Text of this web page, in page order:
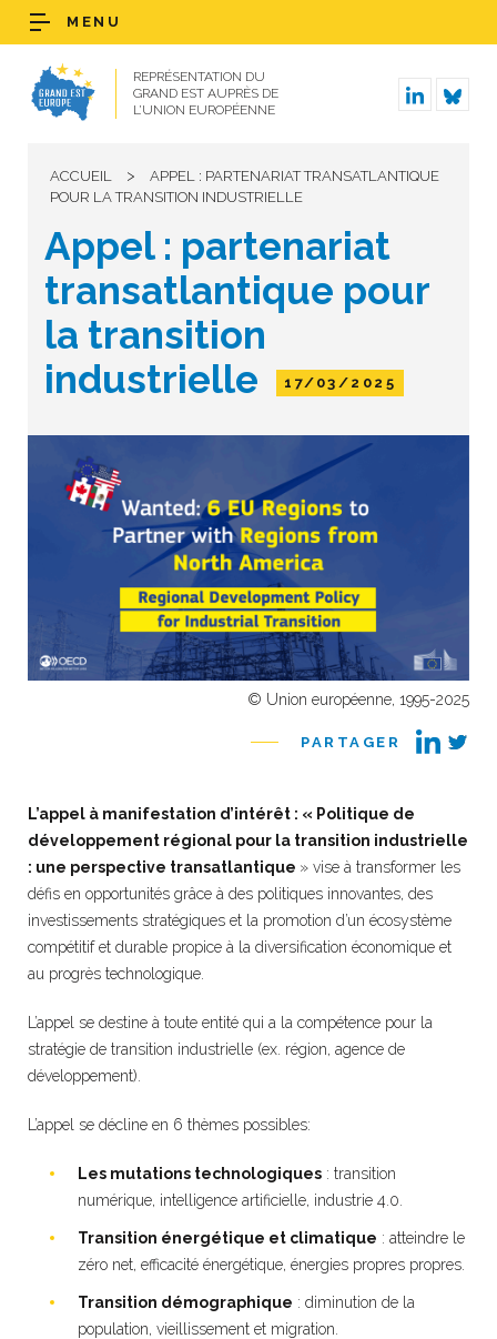
REPRÉSENTATION DU
GRAND EST AUPRÈS DE
L’UNION EUROPÉENNE
MENU
ACCUEIL >
APPEL : PARTENARIAT TRANSATLANTIQUE
POUR LA TRANSITION INDUSTRIELLE
Appel : partenariat
transatlantique pour
la transition
industrielle
17/03/2025
© Union européenne, 1995-2025
PARTAGER
L’appel à manifestation d’intérêt : « Politique de
développement régional pour la transition industrielle
: une perspective transatlantique » vise à transformer les
défis en opportunités grâce à des politiques innovantes, des
investissements stratégiques et la promotion d’un écosystème
compétitif et durable propice à la diversification économique et
au progrès technologique.
L’appel se destine à toute entité qui a la compétence pour la
stratégie de transition industrielle (ex. région, agence de
développement).
L’appel se décline en 6 thèmes possibles:
Les mutations technologiques : transition
numérique, intelligence artificielle, industrie 4.0.
Transition énergétique et climatique : atteindre le
zéro net, efficacité énergétique, énergies propres propres.
Transition démographique : diminution de la
population, vieillissement et migration.